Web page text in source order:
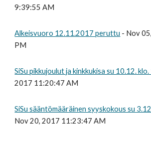
9:39:55 AM
Alkeisvuoro 12.11.2017 peruttu - Nov
PM
SiSu pikkujoulut ja kinkkukisa su 10.12. klo.
2017 11:20:47 AM
SiSu sääntömääräinen syyskokous su
Nov 20, 2017 11:23:47 AM